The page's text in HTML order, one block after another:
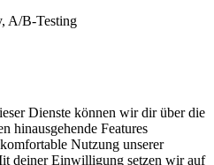
A/B-Testing
Dienste können wir dir über die
hinausgehende Features
Nutzung unserer
deiner Einwilligung setzen wir auf